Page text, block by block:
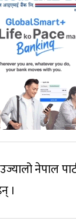
नेपाल
।